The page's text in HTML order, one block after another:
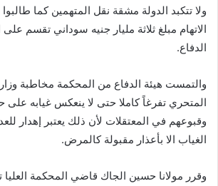
ولا تتكبد الدولة مشقة نقل المتهمين كما
الاتهام مبلغ ثلاثة مليار جنيه سوداني تقسم
الدفاع.
والتمست هيئة الدفاع من المحكمة مخاطبة
المتحري تفرغاً كاملا حتى لا ينعكس غيابه
وقبوعهم في المعتقلات لأن ذلك يعتبر إهدار
الغياب الا بأعذار مقبولة كالمرض.
وقرر مولانا حسين الجاك قاضي المحكمة العليا